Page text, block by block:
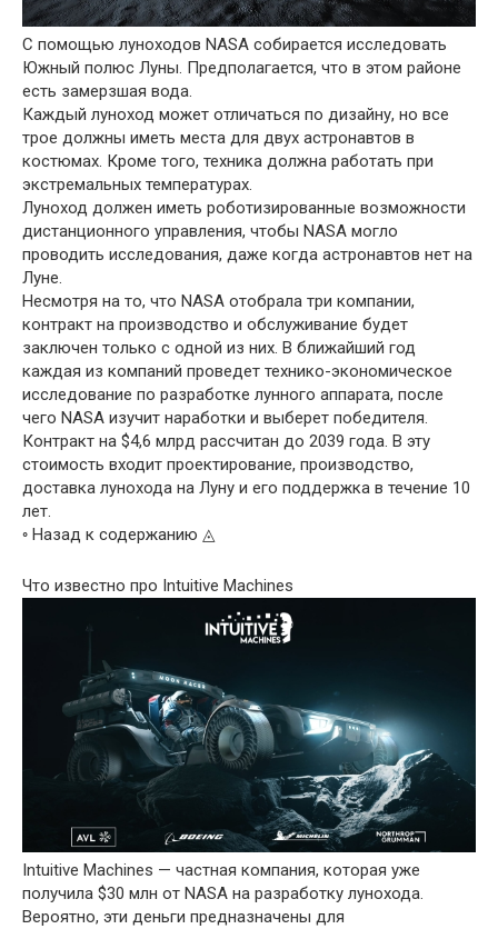
С помощью луноходов NASA собирается исследовать
Южный полюс Луны. Предполагается, что в этом районе
есть замерзшая вода.
Каждый луноход может отличаться по дизайну, но все
трое должны иметь места для двух астронавтов в
костюмах. Кроме того, техника должна работать при
экстремальных температурах.
Луноход должен иметь роботизированные возможности
дистанционного управления, чтобы NASA могло
проводить исследования, даже когда астронавтов нет на
Луне.
Несмотря на то, что NASA отобрала три компании,
контракт на производство и обслуживание будет
заключен только с одной из них. В ближайший год
каждая из компаний проведет технико-экономическое
исследование по разработке лунного аппарата, после
чего NASA изучит наработки и выберет победителя.
Контракт на $4,6 млрд рассчитан до 2039 года. В эту
стоимость входит проектирование, производство,
доставка лунохода на Луну и его поддержка в течение 10
лет.
◦ Назад к содержанию ◬
Что известно про Intuitive Machines
Intuitive Machines — частная компания, которая уже
получила $30 млн от NASA на разработку лунохода.
Вероятно, эти деньги предназначены для